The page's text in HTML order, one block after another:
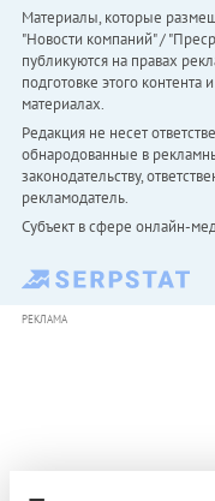
Материалы, которые
"Новости компаний" /
публикуются на правах
подготовке этого контента
материалах.
Редакция не несет
обнародованные в
законодательству,
рекламодатель.
Субъект в сфере онлайн-
РЕКЛАМА